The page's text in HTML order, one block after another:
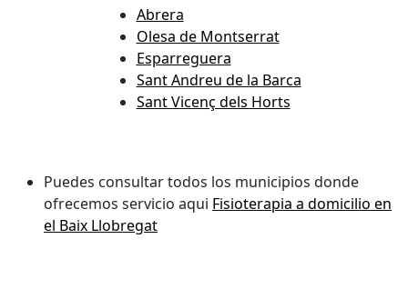
Abrera
Olesa de Montserrat
Esparreguera
Sant Andreu de la Barca
Sant Vicenç dels Horts
Puedes consultar todos los municipios donde
ofrecemos servicio aqui Fisioterapia a domicilio en
el Baix Llobregat